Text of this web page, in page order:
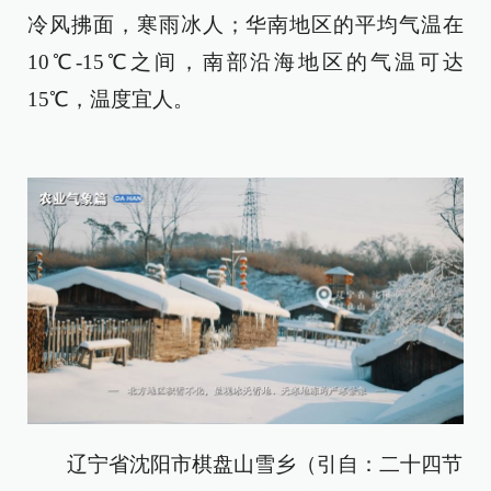
冷风拂面，寒雨冰人；华南地区的平均气温在
10℃-15℃之间，南部沿海地区的气温可达
15℃，温度宜人。
辽宁省沈阳市棋盘山雪乡（引自：二十四节